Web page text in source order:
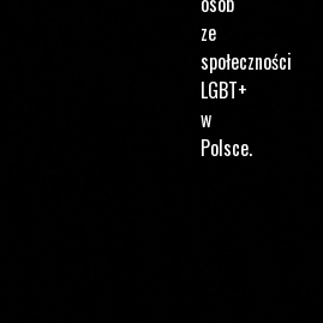
ze
społeczności
LGBT+
w
Polsce.